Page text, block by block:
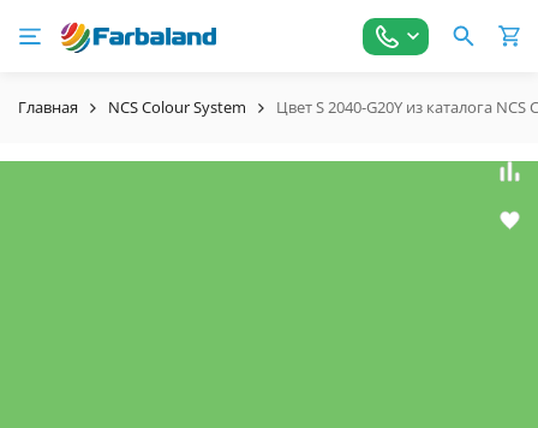
Главная NCS Colour System Цвет S 2040-G20Y из каталога NCS